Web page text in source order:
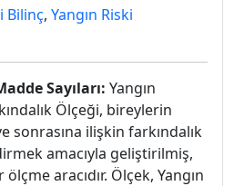
Bilinç, Yangın Riski
Sayıları: Yangın
Ölçeği, bireylerin
sonrasına ilişkin farkındalık
amacıyla geliştirilmiş,
aracıdır. Ölçek, Yangın